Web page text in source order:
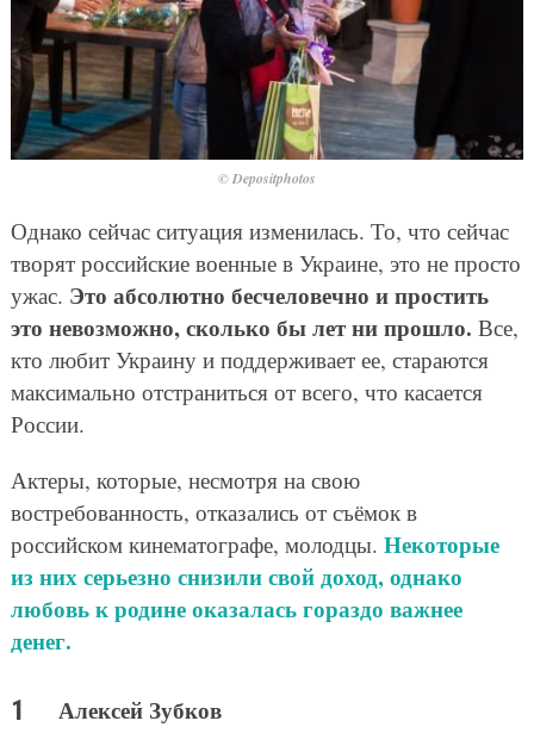
© Depositphotos
Однако сейчас ситуация изменилась. То, что сейчас
творят российские военные в Украине, это не просто
ужас. Это абсолютно бесчеловечно и простить
это невозможно, сколько бы лет ни прошло. Все,
кто любит Украину и поддерживает ее, стараются
максимально отстраниться от всего, что касается
России.
Актеры, которые, несмотря на свою
востребованность, отказались от съёмок в
российском кинематографе, молодцы. Некоторые
из них серьезно снизили свой доход, однако
любовь к родине оказалась гораздо важнее
денег.
Алексей Зубков